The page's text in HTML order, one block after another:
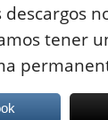
tener